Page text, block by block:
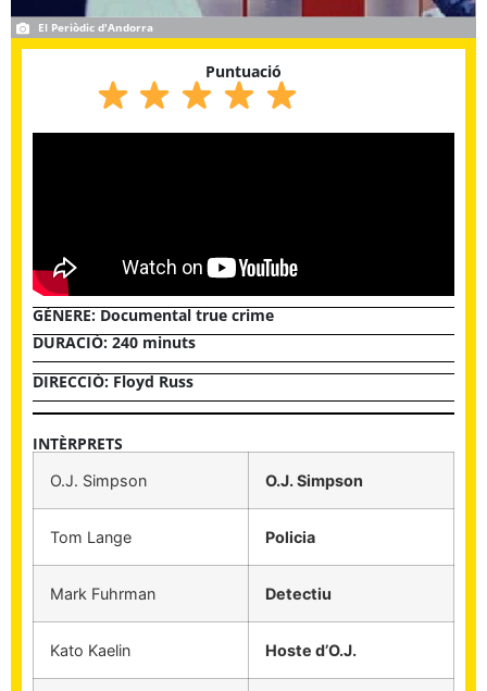
El Periòdic d'Andorra
Puntuació
GÈNERE:Documental true crime
DURACIÓ: 240 minuts
DIRECCIÓ: Floyd Russ
INTÈRPRETS
O.J. Simpson O.J. Simpson
Tom Lange Policia
Mark Fuhrman Detectiu
Kato Kaelin Hoste d’O.J.